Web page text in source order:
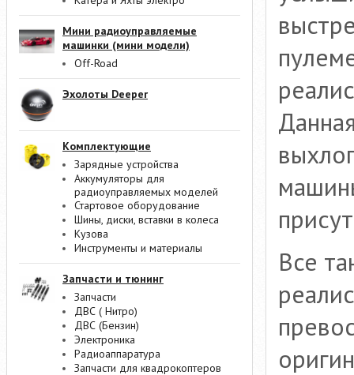
Мини радиоуправляемые
машинки (мини модели)
Off-Road
Эхолоты Deeper
Комплектующие
Зарядные устройства
Аккумуляторы для
радиоуправляемых моделей
Стартовое оборудование
Шины, диски, вставки в колеса
Кузова
Инструменты и материалы
Запчасти и тюнинг
Запчасти
ДВС ( Нитро)
ДВС (Бензин)
Электроника
Радиоаппаратура
Запчасти для квадрокоптеров
Все